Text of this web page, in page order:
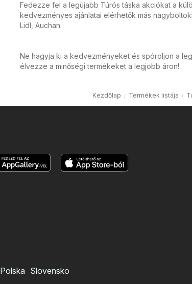
Fedezze fel a legújabb Túrós táska akciókat a
kedvezményes ajánlatai elérhetők más
Lidl, Auchan.
Ne hagyja ki a kedvezményeket és spóroljon a
élvezze a minőségi termékeket a legjobb áron!
Kezdőlap Termékek listája
Polska Slovensko